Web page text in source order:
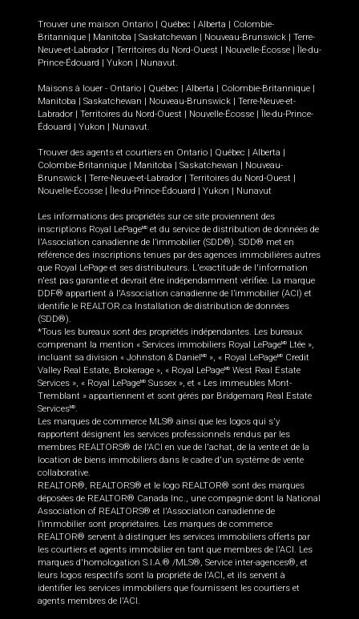
Trouver une maison Ontario Québec Alberta
Colombie-
Britannique
Manitoba Saskatchewan Nouveau-Brunswick
Terre-
Neuve-et-Labrador
Territoires du Nord-Ouest Nouvelle-Écosse
Île-du-
Prince-Édouard
Yukon Nunavut.
Maisons à louer - Ontario Québec Alberta Colombie-Britannique
Manitoba
Saskatchewan Nouveau-Brunswick
Terre-Neuve-et-
Labrador
Territoires du Nord-Ouest Nouvelle-Écosse
Île-du-Prince-
Édouard
Yukon Nunavut.
Trouver des agents et courtiers en Ontario Québec Alberta
Colombie-Britannique
Manitoba Saskatchewan
Nouveau-
Brunswick
Terre-Neuve-et-Labrador Territoires du Nord-Ouest
Nouvelle-Écosse
Île-du-Prince-Édouard Yukon Nunavut
Les informations des propriétés sur ce site proviennent des
inscriptions Royal LePageMD et du service de distribution de données de
l'Association canadienne de l’immobilier (SDD®). SDD® met en
référence des inscriptions tenues par des agences immobilières autres
que Royal LePage et ses distributeurs. L'exactitude de l'information
n'est pas garantie et devrait être indépendamment vérifiée. La marque
DDF® appartient à l'Association canadienne de l’immobilier (ACI) et
identifie le REALTOR.ca Installation de distribution de données
(SDD®).
*Tous les bureaux sont des propriétés indépendantes. Les bureaux
comprenant la mention « Services immobiliers Royal LePageMD
Ltée »,
incluant sa division « Johnston & Daniel MD », « Royal LePageMD
Credit
Valley Real Estate, Brokerage », « Royal LePageMD West Real Estate
Services », « Royal LePageMD Sussex », et « Les immeubles Mont-
Tremblant » appartiennent et sont gérés par Bridgemarq Real Estate
ServicesMD.
Les marques de commerce MLS® ainsi que les logos qui s'y
rapportent désignent les services professionnels rendus par les
membres REALTORS® de l'ACI en vue de l'achat, de la vente et de la
location de biens immobiliers dans le cadre d'un système de vente
collaborative.
REALTOR®, REALTORS® et le logo REALTOR® sont des marques
déposées de REALTOR® Canada Inc., une compagnie dont la National
Association of REALTORS® et l'Association canadienne de
l’immobilier sont propriétaires. Les marques de commerce
REALTOR® servent à distinguer les services immobiliers offerts par
les courtiers et agents immobilier en tant que membres de l'ACI. Les
marques d'homologation S.I.A.® /MLS®, Service inter-agences®, et
leurs logos respectifs sont la propriété de l'ACI, et ils servent à
identifier les services immobiliers que fournissent les courtiers et
agents membres de l'ACI.